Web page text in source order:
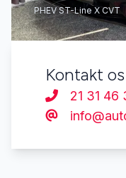
PHEV ST-Line X CVT
Kontakt os
21 31 46